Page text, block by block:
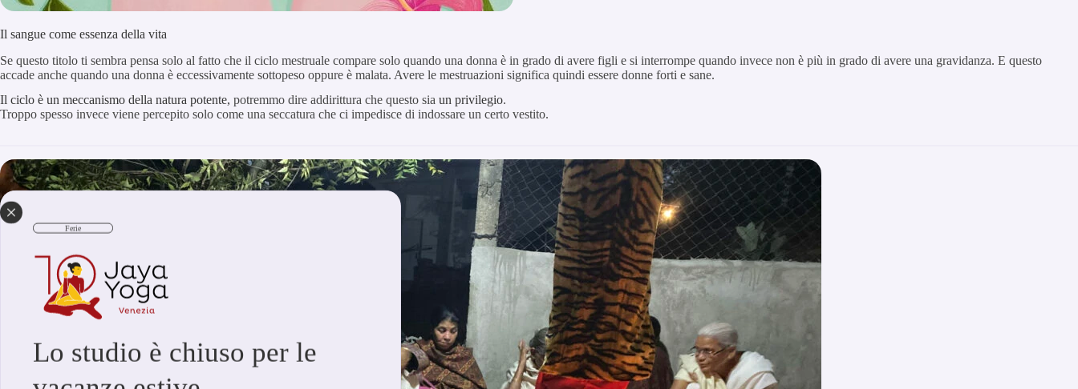
Ferie
Lo studio è chiuso per le
Il sangue come essenza della vita
Se questo titolo ti sembra pensa solo al fatto che il ciclo mestruale compare solo quando una donna è in grado di avere figli e si interrompe quando invece non è più in grado di avere una gravidanza. E questo
accade anche quando una donna è eccessivamente sottopeso oppure è malata. Avere le mestruazioni significa quindi essere donne forti e sane.
Il ciclo è un meccanismo della natura potente, potremmo dire addirittura che questo sia un privilegio.
Troppo spesso invece viene percepito solo come una seccatura che ci impedisce di indossare un certo vestito.